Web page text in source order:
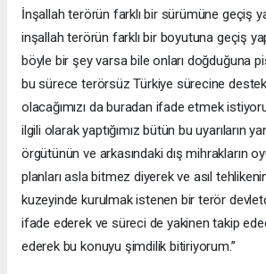
İnşallah terörün farklı bir sürümüne geçiş
inşallah terörün farklı bir boyutuna geçiş
böyle bir şey varsa bile onları doğduğuna
bu sürece terörsüz Türkiye sürecine
olacağımızı da buradan ifade etmek
ilgili olarak yaptığımız bütün bu uyarıların
örgütünün ve arkasındaki dış mihrakların
planları asla bitmez diyerek ve asıl
kuzeyinde kurulmak istenen bir terör
ifade ederek ve süreci de yakinen takip
ederek bu konuyu şimdilik bitiriyorum.”